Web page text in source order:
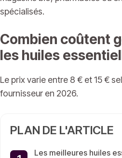
spécialisés.
Combien coûtent
les huiles
Le prix varie entre 8 € et 15 €
fournisseur en 2026.
PLAN DE L'ARTICLE
Les meilleures huiles